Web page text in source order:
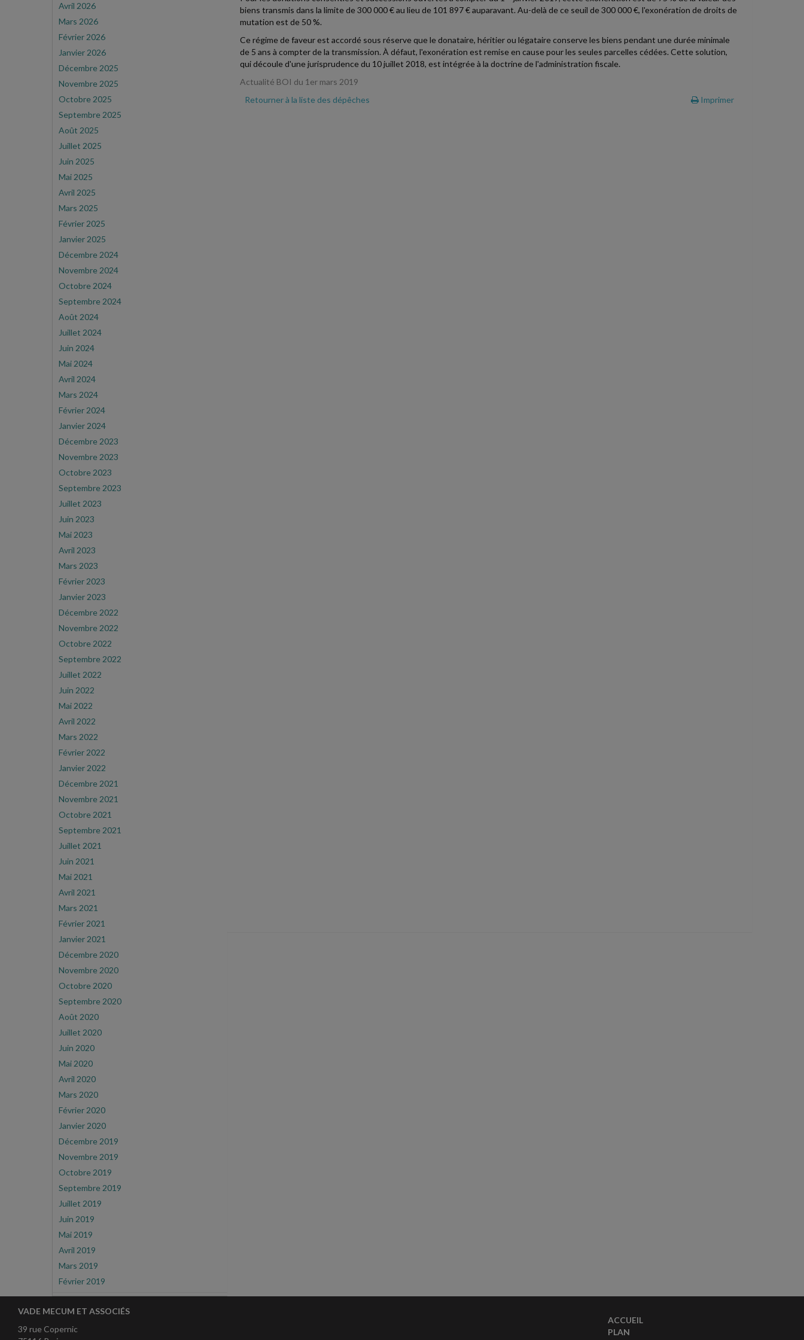
Avril 2026
Mars 2026
Février 2026
Janvier 2026
Décembre 2025
Novembre 2025
Octobre 2025
Septembre 2025
Août 2025
Juillet 2025
Juin 2025
Mai 2025
Avril 2025
Mars 2025
Février 2025
Janvier 2025
Décembre 2024
Novembre 2024
Octobre 2024
Septembre 2024
Août 2024
Juillet 2024
Juin 2024
Mai 2024
Avril 2024
Mars 2024
Février 2024
Janvier 2024
Décembre 2023
Novembre 2023
Octobre 2023
Septembre 2023
Juillet 2023
Juin 2023
Mai 2023
Avril 2023
Mars 2023
Février 2023
Janvier 2023
Décembre 2022
Novembre 2022
Octobre 2022
Septembre 2022
Juillet 2022
Juin 2022
Mai 2022
Avril 2022
Mars 2022
Février 2022
Janvier 2022
Décembre 2021
Novembre 2021
Octobre 2021
Septembre 2021
Juillet 2021
Juin 2021
Mai 2021
Avril 2021
Mars 2021
Février 2021
Janvier 2021
Décembre 2020
Novembre 2020
Octobre 2020
Septembre 2020
Août 2020
Juillet 2020
Juin 2020
Mai 2020
Avril 2020
Mars 2020
Février 2020
Janvier 2020
Décembre 2019
Novembre 2019
Octobre 2019
Septembre 2019
Juillet 2019
Juin 2019
Mai 2019
Avril 2019
Mars 2019
Février 2019
biens transmis dans la limite de 300 000 € au lieu de 101 897 € auparavant. Au-delà de ce seuil de 300 000 €, l'exonération de droits de
mutation est de 50 %.
Ce régime de faveur est accordé sous réserve que le donataire, héritier ou légataire conserve les biens pendant une durée minimale
de 5 ans à compter de la transmission. À défaut, l'exonération est remise en cause pour les seules parcelles cédées. Cette solution,
qui découle d'une jurisprudence du 10 juillet 2018, est intégrée à la doctrine de l'administration fiscale.
Actualité BOI du 1er mars 2019
Retourner à la liste des dépêches
Imprimer
VADE MECUM ET ASSOCIÉS
39 rue Copernic
ACCUEIL
PLAN